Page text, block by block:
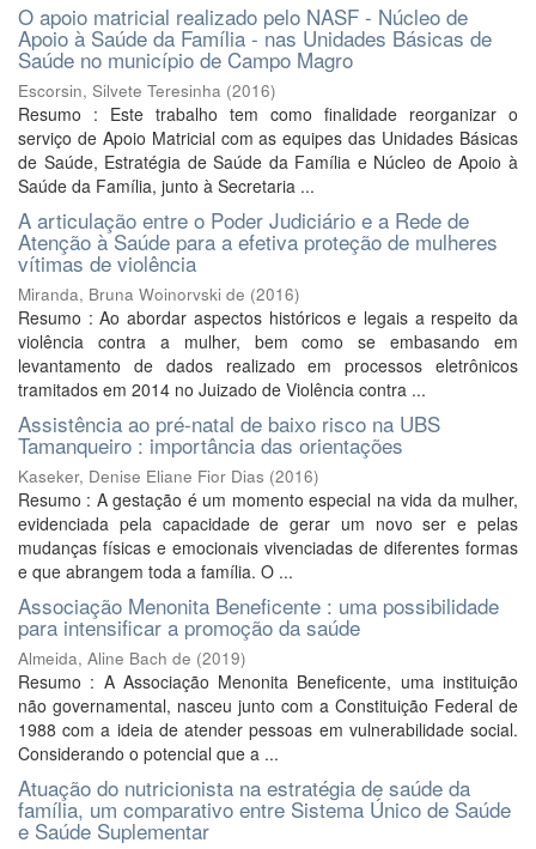
O apoio matricial realizado pelo NASF - Núcleo de
Apoio à Saúde da Família - nas Unidades Básicas de
Saúde no município de Campo Magro
Escorsin, Silvete Teresinha (2016)
Resumo : Este trabalho tem como finalidade reorganizar o
serviço de Apoio Matricial com as equipes das Unidades Básicas
de Saúde, Estratégia de Saúde da Família e Núcleo de Apoio à
Saúde da Família, junto à Secretaria ...
A articulação entre o Poder Judiciário e a Rede de
Atenção à Saúde para a efetiva proteção de mulheres
vítimas de violência
Miranda, Bruna Woinorvski de (2016)
Resumo : Ao abordar aspectos históricos e legais a respeito da
violência contra a mulher, bem como se embasando em
levantamento de dados realizado em processos eletrônicos
tramitados em 2014 no Juizado de Violência contra ...
Assistência ao pré-natal de baixo risco na UBS
Tamanqueiro : importância das orientações
Kaseker, Denise Eliane Fior Dias (2016)
Resumo : A gestação é um momento especial na vida da mulher,
evidenciada pela capacidade de gerar um novo ser e pelas
mudanças físicas e emocionais vivenciadas de diferentes formas
e que abrangem toda a família. O ...
Associação Menonita Beneficente : uma possibilidade
para intensificar a promoção da saúde
Almeida, Aline Bach de (2019)
Resumo : A Associação Menonita Beneficente, uma instituição
não governamental, nasceu junto com a Constituição Federal de
1988 com a ideia de atender pessoas em vulnerabilidade social.
Considerando o potencial que a ...
Atuação do nutricionista na estratégia de saúde da
família, um comparativo entre Sistema Único de Saúde
e Saúde Suplementar